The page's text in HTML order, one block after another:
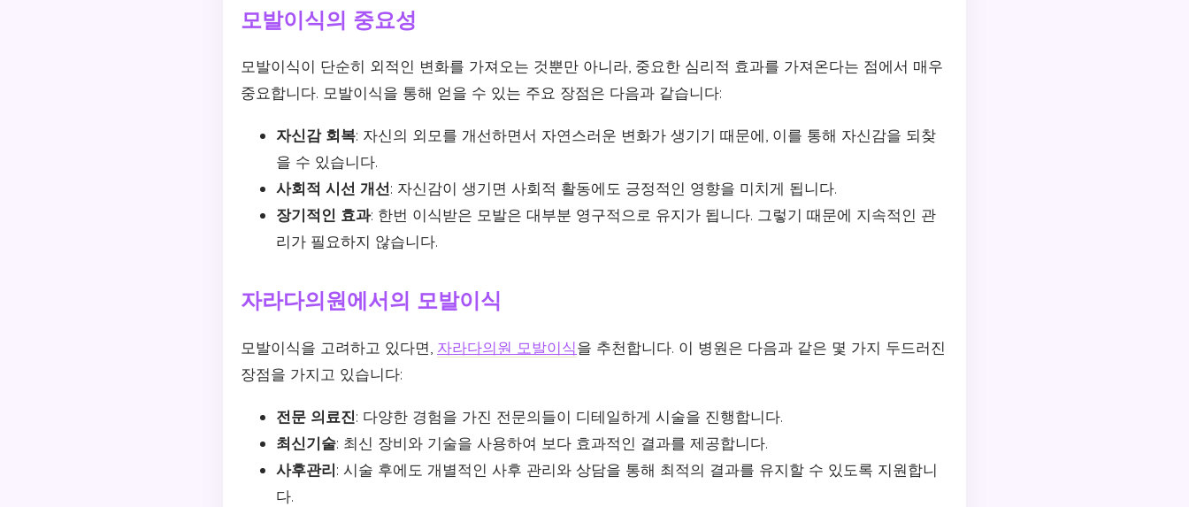
모발이식의 중요성
모발이식이 단순히 외적인 변화를 가져오는 것뿐만 아니라, 중요한 심리적 효과를 가져온다는 점에서 매우
중요합니다. 모발이식을 통해 얻을 수 있는 주요 장점은 다음과 같습니다:
자신감 회복: 자신의 외모를 개선하면서 자연스러운 변화가 생기기 때문에, 이를 통해 자신감을 되찾
을 수 있습니다.
사회적 시선 개선: 자신감이 생기면 사회적 활동에도 긍정적인 영향을 미치게 됩니다.
장기적인 효과: 한번 이식받은 모발은 대부분 영구적으로 유지가 됩니다. 그렇기 때문에 지속적인 관
리가 필요하지 않습니다.
자라다의원에서의 모발이식
모발이식을 고려하고 있다면, 자라다의원 모발이식을 추천합니다. 이 병원은 다음과 같은 몇 가지 두드러진
장점을 가지고 있습니다:
전문 의료진: 다양한 경험을 가진 전문의들이 디테일하게 시술을 진행합니다.
최신기술: 최신 장비와 기술을 사용하여 보다 효과적인 결과를 제공합니다.
사후관리: 시술 후에도 개별적인 사후 관리와 상담을 통해 최적의 결과를 유지할 수 있도록 지원합니
다.